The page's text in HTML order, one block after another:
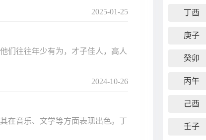
2025-01-25
们往往年少有为，才子佳人，高人
2024-10-26
在音乐、文学等方面表现出色‌。丁
丁酉
庚子
癸卯
丙午
己酉
壬子